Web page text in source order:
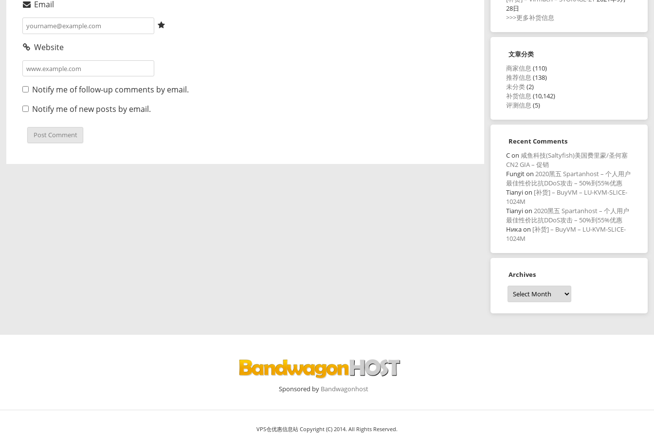
Email
Website
Notify me of follow-up comments by email.
Notify me of new posts by email.
28日
>>>更多补货信息
文章分类
商家信息 (110)
推荐信息 (138)
未分类(2)
补货信息 (10,142)
评测信息 (5)
Recent Comments
Con 咸鱼科技(Saltyfish)美国费里蒙/圣何塞
CN2 GIA – 促销
Fungiton2020黑五 Spartanhost – 个人用户
最佳性价比抗DDoS攻击 – 50%到55%优惠
Tianyion [补货] – BuyVM – LU-KVM-SLICE-
1024M
Tianyion2020黑五 Spartanhost – 个人用户
最佳性价比抗DDoS攻击 – 50%到55%优惠
Никаon [补货] – BuyVM – LU-KVM-SLICE-
1024M
Archives
Archives
Sponsored by Bandwagonhost
VPS仓优惠信息站 Copyright (C) 2014. All Rights Reserved.